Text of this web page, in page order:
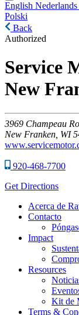
English Nederlands
Polski
Back
Authorized
Service
New
3969 Champeau
New Franken, WI
920-468-7700
Get Directions
Acerca de
Contacto
Impact
Resources
Kit de
Terms &